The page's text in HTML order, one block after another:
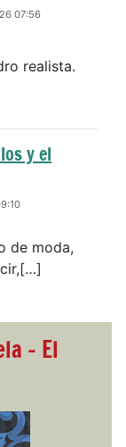
07:56
realista.
y el
de moda,
- El